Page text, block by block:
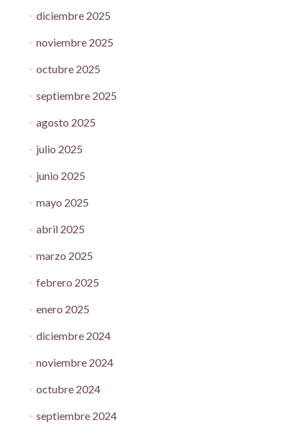
diciembre 2025
noviembre 2025
octubre 2025
septiembre 2025
agosto 2025
julio 2025
junio 2025
mayo 2025
abril 2025
marzo 2025
febrero 2025
enero 2025
diciembre 2024
noviembre 2024
octubre 2024
septiembre 2024